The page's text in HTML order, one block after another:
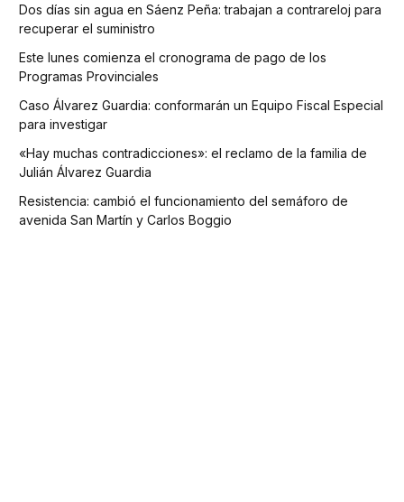
Dos días sin agua en Sáenz Peña: trabajan a contrareloj para
recuperar el suministro
Este lunes comienza el cronograma de pago de los
Programas Provinciales
Caso Álvarez Guardia: conformarán un Equipo Fiscal Especial
para investigar
«Hay muchas contradicciones»: el reclamo de la familia de
Julián Álvarez Guardia
Resistencia: cambió el funcionamiento del semáforo de
avenida San Martín y Carlos Boggio